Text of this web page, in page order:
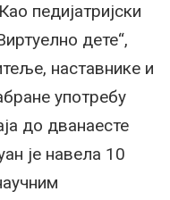
педијатријски
дете“,
наставнике и
употребу
до дванаесте
је навела 10